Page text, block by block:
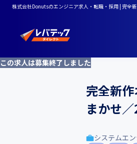
株式会社Donutsのエンジニア求人・転職・採用 | 完全
この求人は募集終了しました
完全新
まかせ
システムエ